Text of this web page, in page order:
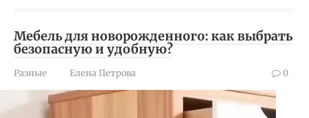
Мебель для новорожденного: как выбрать
безопасную и удобную?
Разные Елена Петрова 0